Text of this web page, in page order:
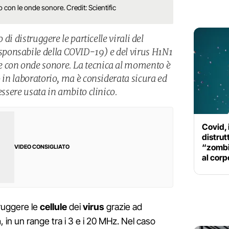
le onde sonore. Credit: Scientific
di distruggere le particelle virali del
della COVID-19) e del virus H1N1
onde sonore. La tecnica al momento è
in laboratorio, ma è considerata sicura ed
usata in ambito clinico.
VIDEO CONSIGLIATO
lecelluledeivirusgrazie ad
, in un range tra i 3 e i 20 MHz. Nel caso
Covid,
al